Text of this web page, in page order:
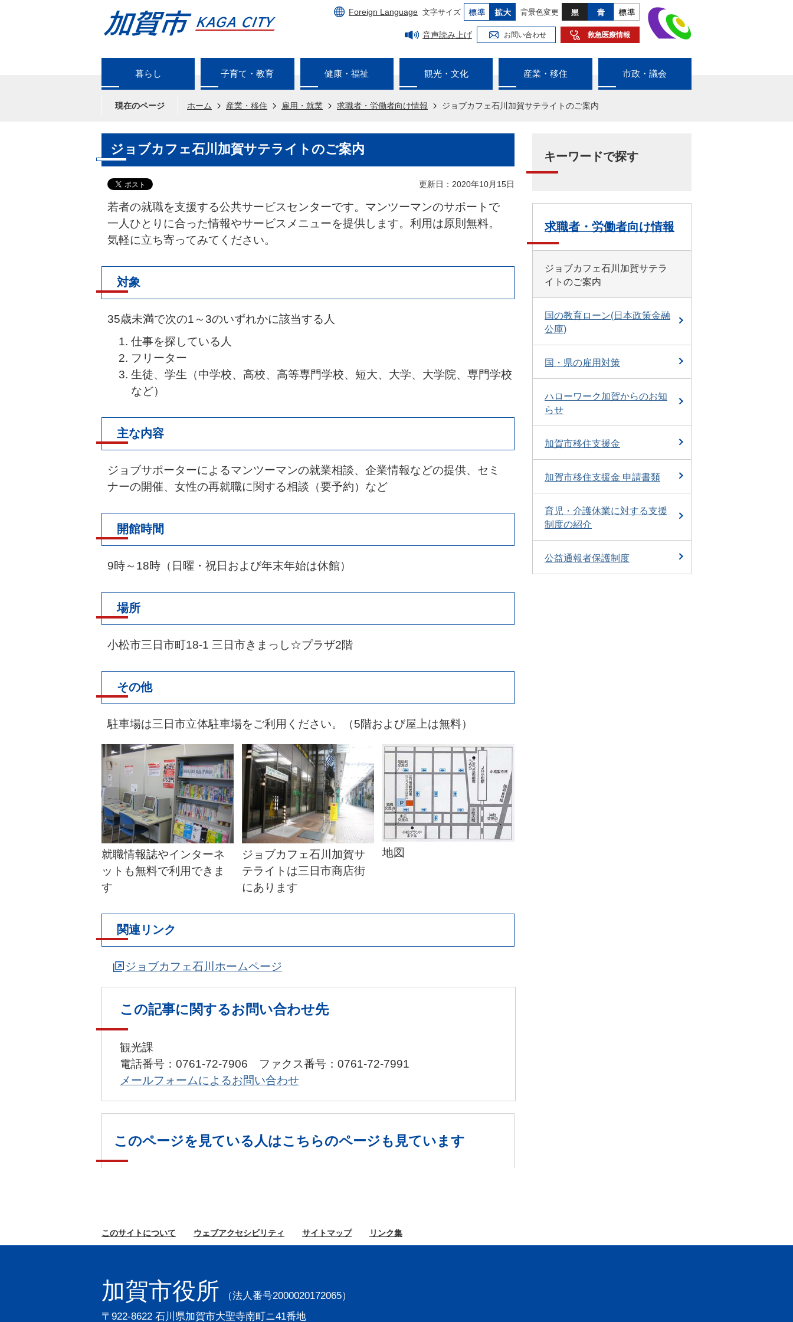
Foreign Language 文字サイズ 背景色変更
音声読み上げ お問い合わせ 救急医療情報
暮らし 子育て・教育 健康・福祉 観光・文化 産業・移住 市政・議会
現在のページ ホーム 産業・移住 雇用・就業 求職者・労働者向け情報 ジョブカフェ石川加賀サテライトのご案内
ジョブカフェ石川加賀サテライトのご案内
更新日：2020年10月15日
若者の就職を支援する公共サービスセンターです。マンツーマンのサポートで
一人ひとりに合った情報やサービスメニューを提供します。利用は原則無料。
気軽に立ち寄ってみてください。
対象
35歳未満で次の1～3のいずれかに該当する人
仕事を探している人
フリーター
生徒、学生（中学校、高校、高等専門学校、短大、大学、大学院、専門学校
など）
主な内容
ジョブサポーターによるマンツーマンの就業相談、企業情報などの提供、セミ
ナーの開催、女性の再就職に関する相談（要予約）など
開館時間
9時～18時（日曜・祝日および年末年始は休館）
場所
小松市三日市町18-1 三日市きまっし☆プラザ2階
その他
駐車場は三日市立体駐車場をご利用ください。（5階および屋上は無料）
就職情報誌やインターネ
ットも無料で利用できま
す
ジョブカフェ石川加賀サ
テライトは三日市商店街
にあります
地図
関連リンク
ジョブカフェ石川ホームページ
この記事に関するお問い合わせ先
観光課
電話番号：0761-72-7906 ファクス番号：0761-72-7991
メールフォームによるお問い合わせ
このページを見ている人はこちらのページも見ています
キーワードで探す
求職者・労働者向け情報
ジョブカフェ石川加賀サテラ
イトのご案内
国の教育ローン(日本政策金融
公庫)
国・県の雇用対策
ハローワーク加賀からのお知
らせ
加賀市移住支援金
加賀市移住支援金 申請書類
育児・介護休業に対する支援
制度の紹介
公益通報者保護制度
このサイトについて ウェブアクセシビリティ サイトマップ リンク集
加賀市役所
（法人番号2000020172065）
〒922-8622 石川県加賀市大聖寺南町ニ41番地